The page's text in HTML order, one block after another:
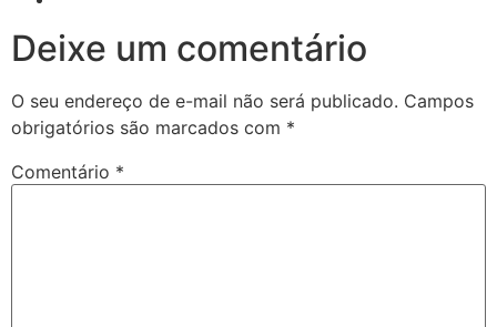
Deixe um comentário
O seu endereço de e-mail não será publicado. Campos
obrigatórios são marcados com *
Comentário *